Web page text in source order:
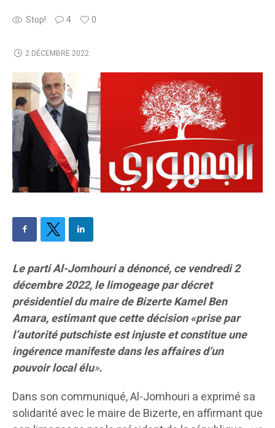
Stop! 4 0
2 DÉCEMBRE 2022
Le parti Al-Jomhouri a dénoncé, ce vendredi 2
décembre 2022, le limogeage par décret
présidentiel du maire de Bizerte Kamel Ben
Amara, estimant que cette décision «prise par
l’autorité putschiste est injuste et constitue une
ingérence manifeste dans les affaires d’un
pouvoir local élu».
Dans son communiqué, Al-Jomhouri a exprimé sa
solidarité avec le maire de Bizerte, en affirmant que